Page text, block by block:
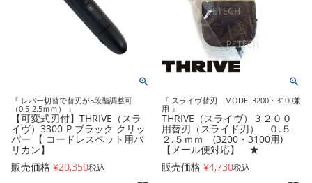
『 レバー切替で替刃が5段階調整可
（0.5-2.5ｍｍ） 』
【可変式刃付】THRIVE（スラ
イヴ）3300-P ブラック クリッ
パー 【 コードレスペット用バ
リカン】
販売価格 ¥20,350税込
『 スライヴ替刃 MODEL3200・3100兼
用 』
THRIVE（スライヴ）３２００
用替刃（スライド刃） ０.５-
２.５ｍｍ (3200・3100用)
【メール便対応】 ★
販売価格 ¥4,730税込